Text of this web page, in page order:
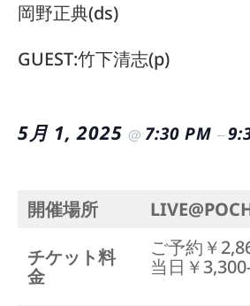
岡野正典(ds)
GUEST:竹下清志(p)
5月 1, 2025 @ 7:30 PM –
開催場所
チケット料
金
ご予約￥
当日￥